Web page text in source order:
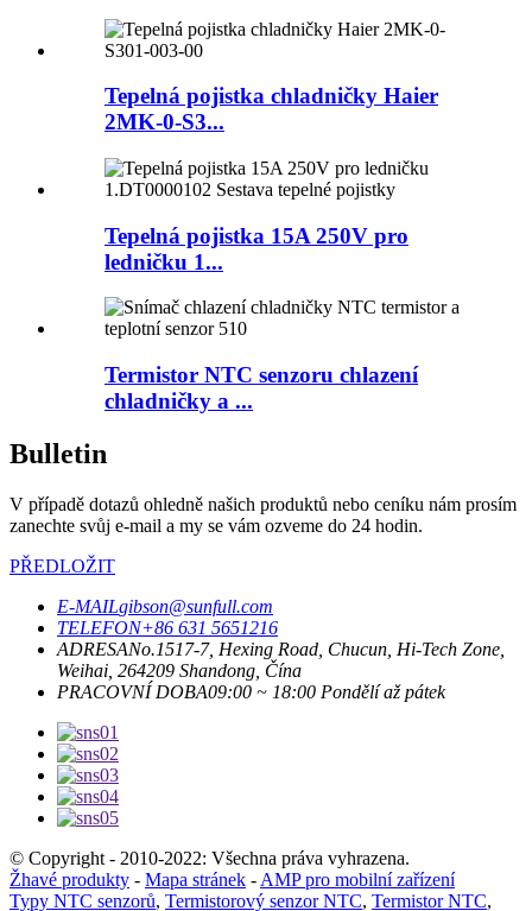
Tepelná pojistka chladničky Haier
2MK-0-S3...
Tepelná pojistka 15A 250V pro
ledničku 1...
Termistor NTC senzoru chlazení
chladničky a ...
Bulletin
V případě dotazů ohledně našich produktů nebo ceníku nám prosím
zanechte svůj e-mail a my se vám ozveme do 24 hodin.
PŘEDLOŽIT
E-MAILgibson@sunfull.com
TELEFON+86 631 5651216
ADRESANo.1517-7, Hexing Road, Chucun, Hi-Tech Zone,
Weihai, 264209 Shandong, Čína
PRACOVNÍ DOBA09:00 ~ 18:00 Pondělí až pátek
© Copyright - 2010-2022: Všechna práva vyhrazena.
Žhavé produkty - Mapa stránek - AMP pro mobilní zařízení
Typy NTC senzorů, Termistorový senzor NTC, Termistor NTC,